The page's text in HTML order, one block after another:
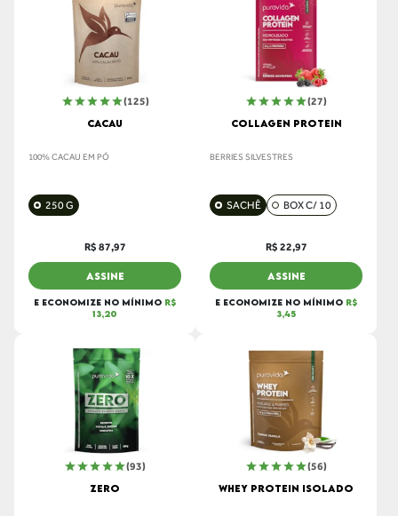
(125)
CACAU
100% CACAU EM PÓ
250 G
R$ 87,97
ASSINE
E ECONOMIZE NO MÍNIMO R$
13,20
(27)
COLLAGEN PROTEIN
BERRIES SILVESTRES
SACHÊ BOX C/ 10
R$ 22,97
ASSINE
E ECONOMIZE NO MÍNIMO R$
3,45
(93)
ZERO
(56)
WHEY PROTEIN ISOLADO